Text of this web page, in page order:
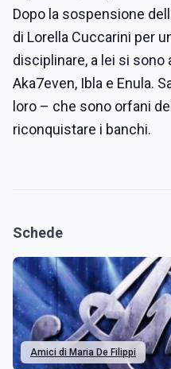
Dopo la sospensione
di Lorella Cuccarini per
disciplinare, a lei si sono
Aka7even, Ibla e Enula.
loro – che sono orfani
riconquistare i banchi.
Schede
Amici di Maria De Filippi